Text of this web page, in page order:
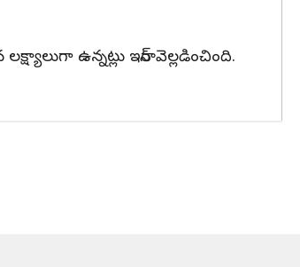
ఉన్నట్లు ఇరాన్ వెల్లడించింది.